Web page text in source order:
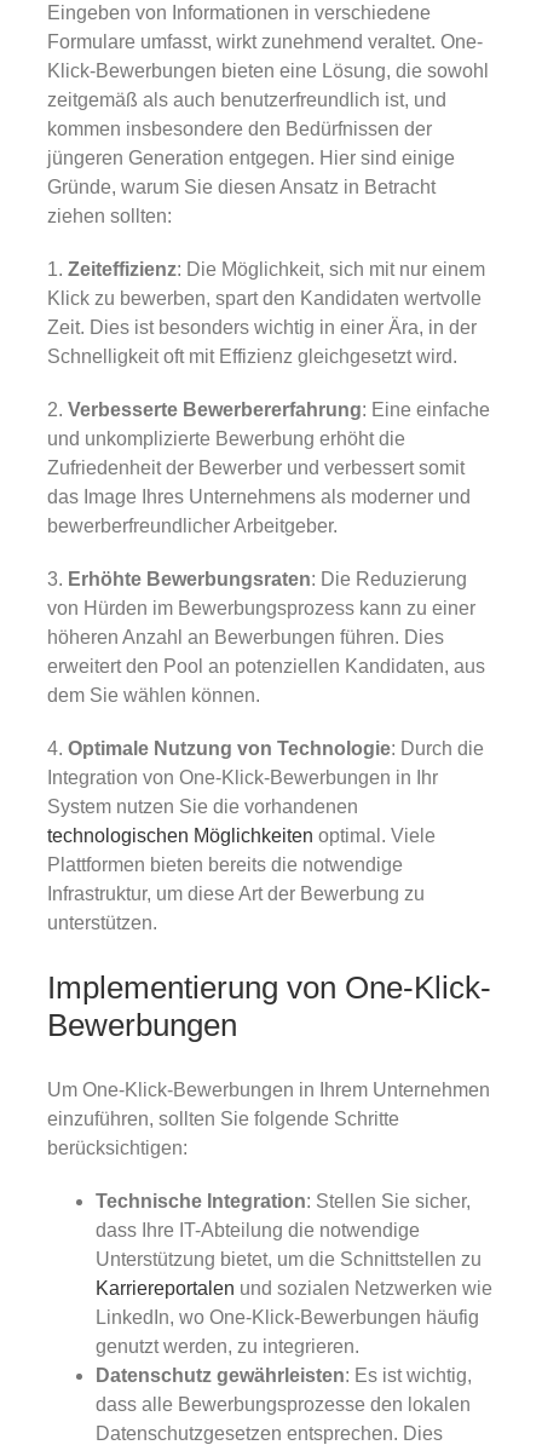
Eingeben von Informationen in verschiedene
Formulare umfasst, wirkt zunehmend veraltet. One-
Klick-Bewerbungen bieten eine Lösung, die sowohl
zeitgemäß als auch benutzerfreundlich ist, und
kommen insbesondere den Bedürfnissen der
jüngeren Generation entgegen. Hier sind einige
Gründe, warum Sie diesen Ansatz in Betracht
ziehen sollten:
1. Zeiteffizienz: Die Möglichkeit, sich mit nur einem
Klick zu bewerben, spart den Kandidaten wertvolle
Zeit. Dies ist besonders wichtig in einer Ära, in der
Schnelligkeit oft mit Effizienz gleichgesetzt wird.
2. Verbesserte Bewerbererfahrung: Eine einfache
und unkomplizierte Bewerbung erhöht die
Zufriedenheit der Bewerber und verbessert somit
das Image Ihres Unternehmens als moderner und
bewerberfreundlicher Arbeitgeber.
3. Erhöhte Bewerbungsraten: Die Reduzierung
von Hürden im Bewerbungsprozess kann zu einer
höheren Anzahl an Bewerbungen führen. Dies
erweitert den Pool an potenziellen Kandidaten, aus
dem Sie wählen können.
4. Optimale Nutzung von Technologie: Durch die
Integration von One-Klick-Bewerbungen in Ihr
System nutzen Sie die vorhandenen
technologischen Möglichkeiten optimal. Viele
Plattformen bieten bereits die notwendige
Infrastruktur, um diese Art der Bewerbung zu
unterstützen.
Implementierung von One-Klick-
Bewerbungen
Um One-Klick-Bewerbungen in Ihrem Unternehmen
einzuführen, sollten Sie folgende Schritte
berücksichtigen:
Technische Integration: Stellen Sie sicher,
dass Ihre IT-Abteilung die notwendige
Unterstützung bietet, um die Schnittstellen zu
Karriereportalen und sozialen Netzwerken wie
LinkedIn, wo One-Klick-Bewerbungen häufig
genutzt werden, zu integrieren.
Datenschutz gewährleisten: Es ist wichtig,
dass alle Bewerbungsprozesse den lokalen
Datenschutzgesetzen entsprechen. Dies